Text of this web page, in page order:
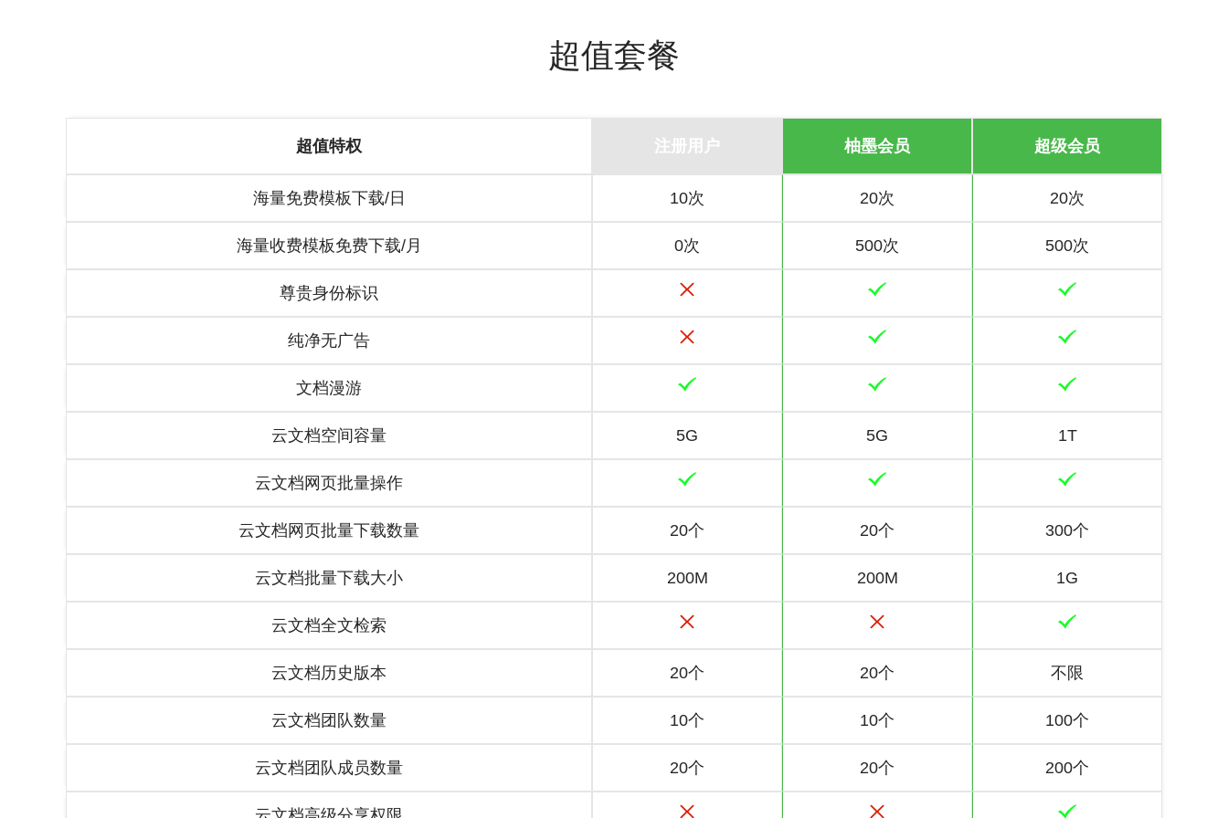
超值套餐
超值特权 注册用户 柚墨会员 超级会员
海量免费模板下载/日 10次 20次 20次
海量收费模板免费下载/月 0次 500次 500次
尊贵身份标识
纯净无广告
文档漫游
云文档空间容量 5G 5G 1T
云文档网页批量操作
云文档网页批量下载数量 20个 20个 300个
云文档批量下载大小 200M 200M 1G
云文档全文检索
云文档历史版本 20个 20个 不限
云文档团队数量 10个 10个 100个
云文档团队成员数量 20个 20个 200个